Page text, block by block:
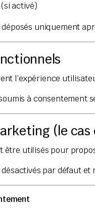
activé)
déposés uniquement
l’expérience
à consentement
(le
être utilisés pour
par défaut